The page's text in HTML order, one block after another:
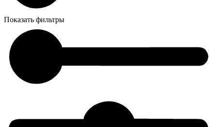
Показать фильтры